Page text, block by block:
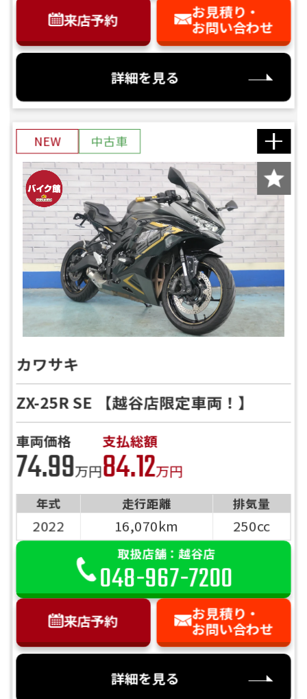
来店予約
お見積り・
お問い合わせ
詳細を見る
NEW 中古車
カワサキ
ZX-25R SE 【越谷店限定車両！】
車両価格
74.99万円
支払総額
84.12万円
年式 走行距離 排気量
2022 16,070km 250cc
取扱店舗：越谷店
048-967-7200
来店予約
お見積り・
お問い合わせ
詳細を見る